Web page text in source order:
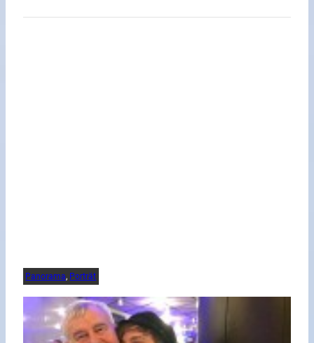
Panorama, Porträt